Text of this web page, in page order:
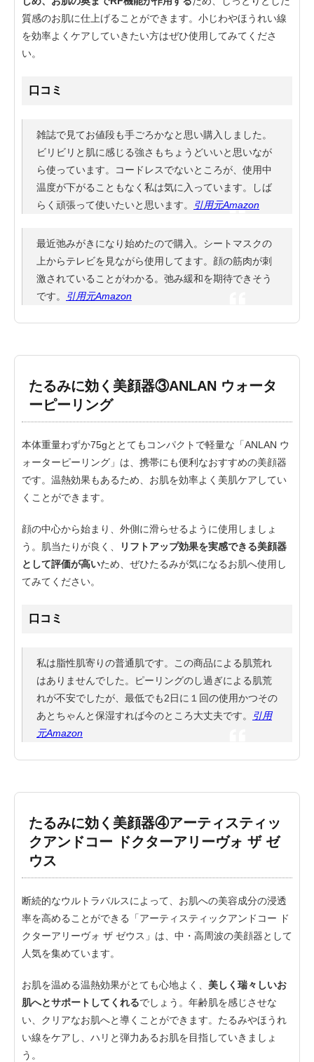
質感のお肌に仕上げることができます。小じわやほうれい線
を効率よくケアしていきたい方はぜひ使用してみてくださ
い。
口コミ
雑誌で見てお値段も手ごろかなと思い購入しました。
ビリビリと肌に感じる強さもちょうどいいと思いなが
ら使っています。コードレスでないところが、使用中
温度が下がることもなく私は気に入っています。しば
らく頑張って使いたいと思います。
引用元Amazon
最近弛みがきになり始めたので購入。シートマスクの
上からテレビを見ながら使用してます。顔の筋肉が刺
激されていることがわかる。弛み緩和を期待できそう
です。
引用元Amazon
たるみに効く美顔器③ANLAN ウォータ
ーピーリング
本体重量わずか75gととてもコンパクトで軽量な「ANLAN ウ
ォーターピーリング」は、携帯にも便利なおすすめの美顔器
です。温熱効果もあるため、お肌を効率よく美肌ケアしてい
くことができます。
顔の中心から始まり、外側に滑らせるように使用しましょ
う。肌当たりが良く、
リフトアップ効果を実感できる美顔器
として評価が高いため、ぜひたるみが気になるお肌へ使用し
てみてください。
口コミ
私は脂性肌寄りの普通肌です。この商品による肌荒れ
はありませんでした。ピーリングのし過ぎによる肌荒
れが不安でしたが、最低でも2日に１回の使用かつその
あとちゃんと保湿すれば今のところ大丈夫です。
引用
元Amazon
たるみに効く美顔器④アーティスティッ
クアンドコー ドクターアリーヴォ ザ ゼ
ウス
断続的なウルトラバルスによって、お肌への美容成分の浸透
率を高めることができる「アーティスティックアンドコー ド
クターアリーヴォ ザ ゼウス」は、中・高周波の美顔器として
人気を集めています。
お肌を温める温熱効果がとても心地よく、 美しく瑞々しいお
肌へとサポートしてくれるでしょう。年齢肌を感じさせな
い、クリアなお肌へと導くことができます。たるみやほうれ
い線をケアし、ハリと弾力あるお肌を目指していきましょ
う。